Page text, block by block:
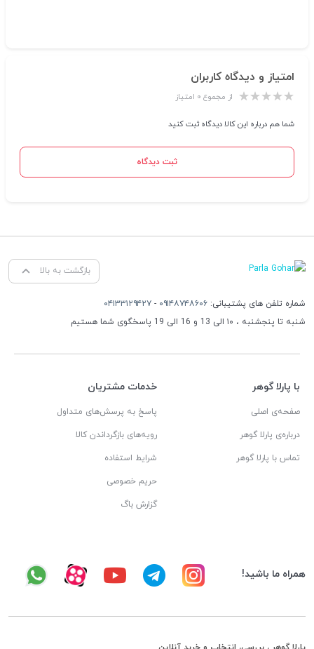
امتیاز و دیدگاه کاربران
از مجموع ۰ امتیاز
شما هم درباره این کالا دیدگاه ثبت کنید
ثبت دیدگاه
بازگشت به بالا
شماره تلفن های پشتیبانی: ۰۹۱۴۸۷۴۸۶۰۶ - ۰۴۱۳۳۱۲۹۴۲۷
شنبه تا پنجشنبه ، ۱۰ الی 13 و 16 الی 19 پاسخگوی شما هستیم
با پارلا گوهر
صفحه‌ی اصلی
درباره‌ی پارلا گوهر
تماس با پارلا گوهر
خدمات مشتریان
پاسخ به پرسش‌های متداول
رویه‌های بازگرداندن کالا
شرایط استفاده
حریم خصوصی
گزارش باگ
همراه ما باشید!